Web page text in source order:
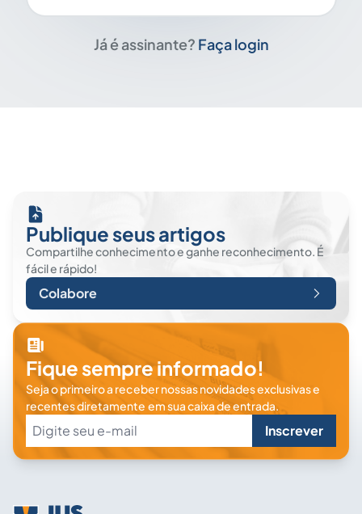
Já é assinante? Faça login
Publique seus artigos
Compartilhe conhecimento e ganhe reconhecimento. É
fácil e rápido!
Colabore
Fique sempre informado!
Seja o primeiro a receber nossas novidades exclusivas e
recentes diretamente em sua caixa de entrada.
Inscrever